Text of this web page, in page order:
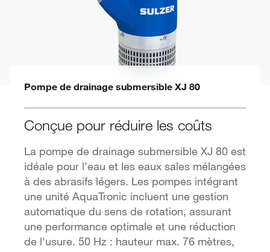
Pompe de drainage submersible XJ 80
Conçue pour réduire les coûts
La pompe de drainage submersible XJ 80 est
idéale pour l’eau et les eaux sales mélangées
à des abrasifs légers. Les pompes intégrant
une unité AquaTronic incluent une gestion
automatique du sens de rotation, assurant
une performance optimale et une réduction
de l'usure. 50 Hz : hauteur max. 76 mètres,